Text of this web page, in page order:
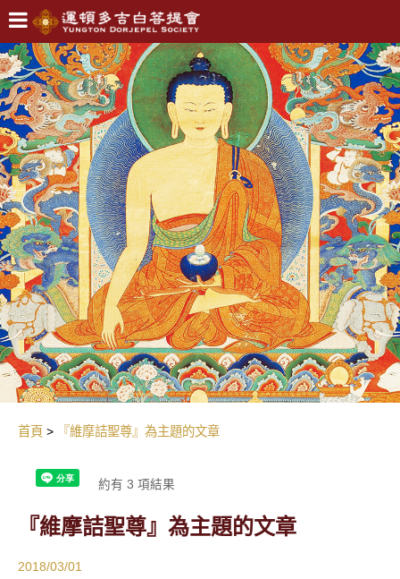
首頁 『維摩詰聖尊』為主題的文章
『維摩詰聖尊』為主題的文章
約有 3 項結果
2018/03/01